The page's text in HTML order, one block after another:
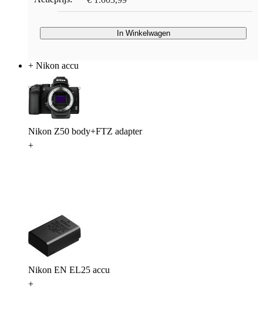
In Winkelwagen
+ Nikon accu
Nikon Z50 body+FTZ adapter
+
Nikon EN EL25 accu
+